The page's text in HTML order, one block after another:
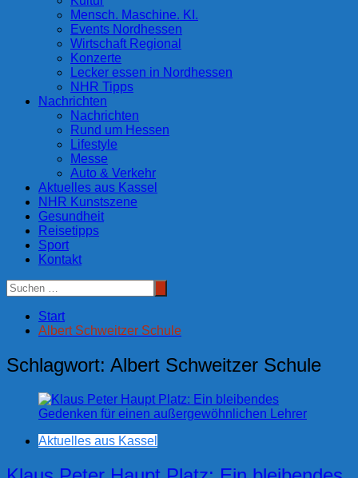
Mensch. Maschine. KI.
Events Nordhessen
Wirtschaft Regional
Konzerte
Lecker essen in Nordhessen
NHR Tipps
Nachrichten
Nachrichten
Rund um Hessen
Lifestyle
Messe
Auto & Verkehr
Aktuelles aus Kassel
NHR Kunstszene
Gesundheit
Reisetipps
Sport
Kontakt
Start
Albert Schweitzer Schule
Schlagwort: Albert Schweitzer Schule
Aktuelles aus Kassel